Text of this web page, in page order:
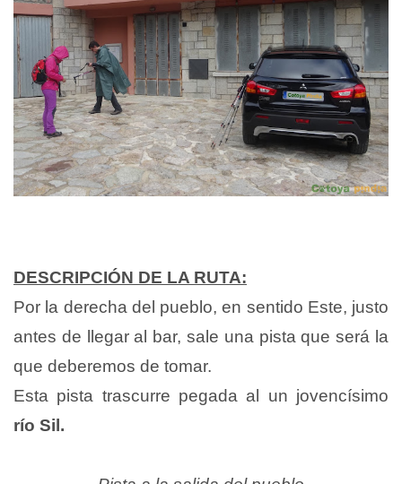
DESCRIPCIÓN DE LA RUTA:
Por la derecha del pueblo, en sentido Este, justo
antes de llegar al bar, sale una pista que será la
que deberemos de tomar.
Esta pista trascurre pegada al un jovencísimo
río Sil.